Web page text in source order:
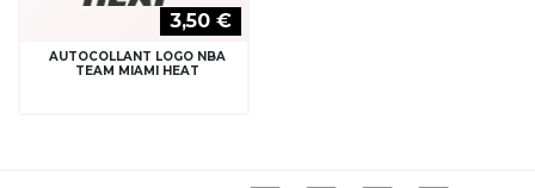
3,50 €
AUTOCOLLANT LOGO NBA
TEAM MIAMI HEAT